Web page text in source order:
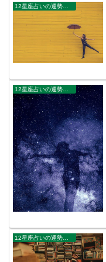
12星座占いの運勢・解説ガイド